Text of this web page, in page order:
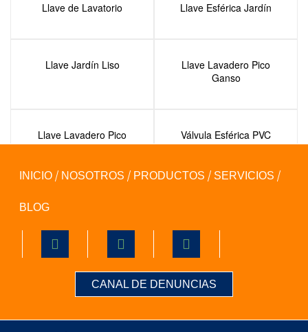
Llave de Lavatorio Llave Esférica Jardín
Llave Jardín Liso
Llave Lavadero Pico
Ganso
Llave Lavadero Pico
Ganso Cocina
Válvula Esférica PVC
con Unión Doble
INICIO NOSOTROS PRODUCTOS SERVICIOS
BLOG
CANAL DE DENUNCIAS